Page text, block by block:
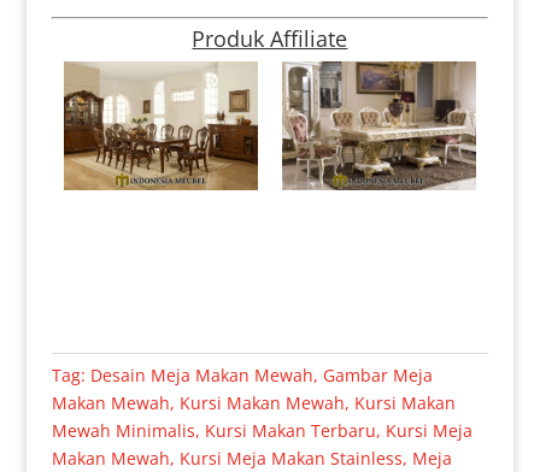
Produk Affiliate
Tag: Desain Meja Makan Mewah, Gambar Meja
Makan Mewah, Kursi Makan Mewah, Kursi Makan
Mewah Minimalis, Kursi Makan Terbaru, Kursi Meja
Makan Mewah, Kursi Meja Makan Stainless, Meja